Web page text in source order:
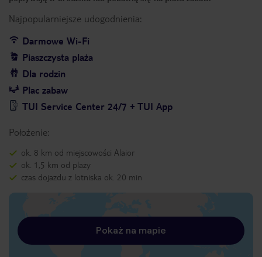
Najpopularniejsze udogodnienia:
Darmowe Wi-Fi
Piaszczysta plaża
Dla rodzin
Plac zabaw
TUI Service Center 24/7 + TUI App
Położenie:
ok. 8 km od miejscowości Alaior
ok. 1,5 km od plaży
czas dojazdu z lotniska ok. 20 min
Pokaż na mapie